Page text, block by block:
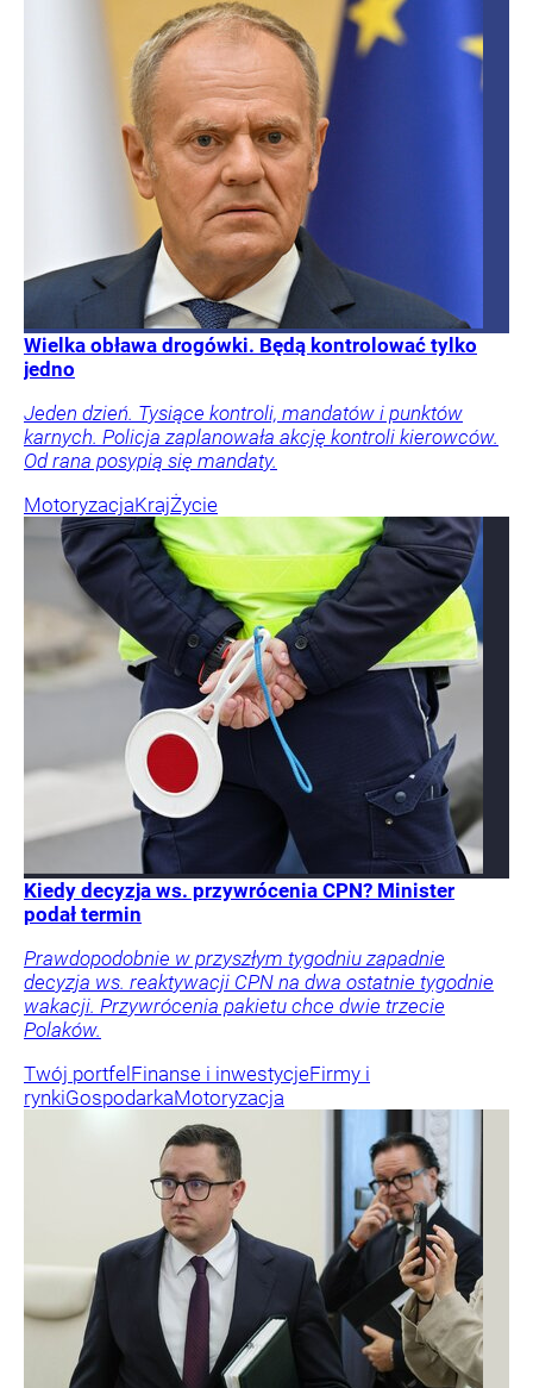
Wielka obława drogówki. Będą kontrolować tylko
jedno
Jeden dzień. Tysiące kontroli, mandatów i punktów
karnych. Policja zaplanowała akcję kontroli kierowców.
Od rana posypią się mandaty.
MotoryzacjaKrajŻycie
Kiedy decyzja ws. przywrócenia CPN? Minister
podał termin
Prawdopodobnie w przyszłym tygodniu zapadnie
decyzja ws. reaktywacji CPN na dwa ostatnie tygodnie
wakacji. Przywrócenia pakietu chce dwie trzecie
Polaków.
Twój portfel Finanse i inwestycjeFirmy i
rynkiGospodarkaMotoryzacja